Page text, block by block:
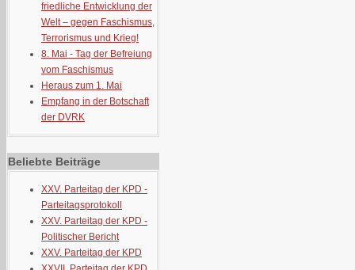
friedliche Entwicklung der
Welt – gegen Faschismus,
Terrorismus und Krieg!
8. Mai - Tag der Befreiung
vom Faschismus
Heraus zum 1. Mai
Empfang in der Botschaft
der DVRK
Beliebte Beiträge
XXV. Parteitag der KPD -
Parteitagsprotokoll
XXV. Parteitag der KPD -
Politischer Bericht
XXV. Parteitag der KPD